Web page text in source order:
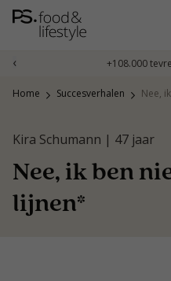
Naar
inhoud
‹ +108.000
Home Succesverhalen Nee,
Kira Schumann | 47 jaar
Nee, ik ben
lijnen*